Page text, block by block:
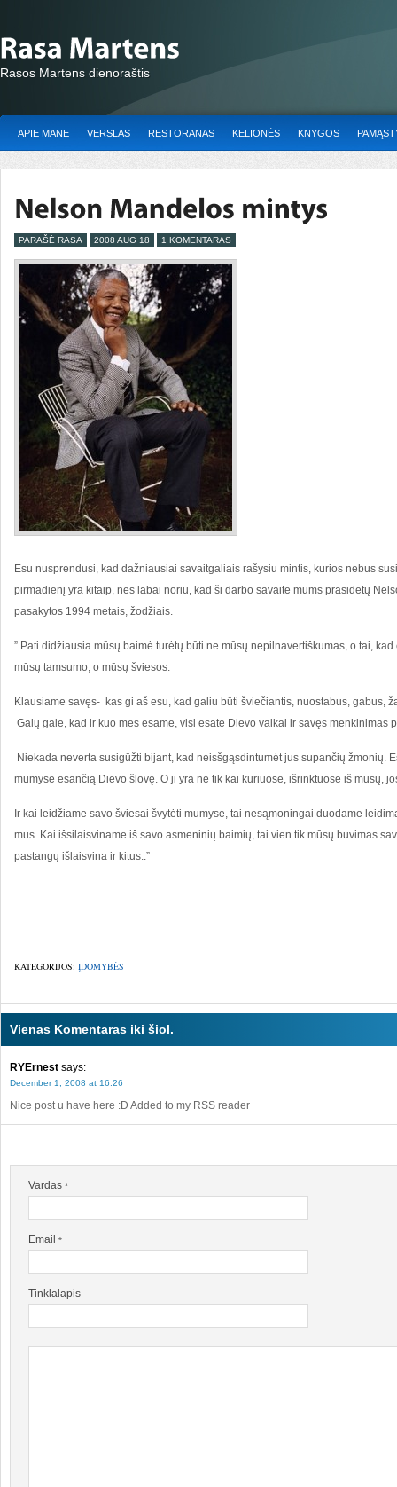
Rasos Martens dienoraštis
APIE MANE VERSLAS RESTORANAS KELIONĖS KNYGOS
PARAŠĖ RASA 2008 AUG 18 1 KOMENTARAS
Esu nusprendusi, kad dažniausiai savaitgaliais rašysiu mintis, kurios nebus
pirmadienį yra kitaip, nes labai noriu, kad ši darbo savaitė mums prasidėtų
pasakytos 1994 metais, žodžiais.
” Pati didžiausia mūsų baimė turėtų būti ne mūsų nepilnavertiškumas, o tai,
mūsų tamsumo, o mūsų šviesos.
Klausiame savęs- kas gi aš esu, kad galiu būti šviečiantis, nuostabus, gabus,
Galų gale, kad ir kuo mes esame, visi esate Dievo vaikai ir savęs menkinimas
Niekada neverta susigūžti bijant, kad neisšgąsdintumėt jus supančių žmonių.
mumyse esančią Dievo šlovę. O ji yra ne tik kai kuriuose, išrinktuose iš mūsų,
Ir kai leidžiame savo šviesai švytėti mumyse, tai nesąmoningai duodame
mus. Kai išsilaisviname iš savo asmeninių baimių, tai vien tik mūsų buvimas
pastangų išlaisvina ir kitus..”
KATEGORIJOS: ĮDOMYBĖS
Vienas Komentaras iki šiol.
RYErnest says:
December 1, 2008 at 16:26
Nice post u have here :D Added to my RSS reader
Vardas *
Email *
Tinklalapis